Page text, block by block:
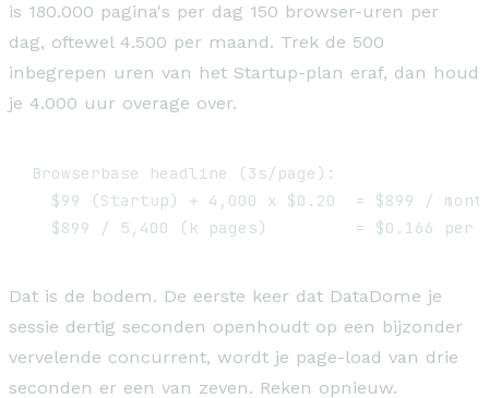
is 180.000 pagina's per dag 150 browser-uren per
dag, oftewel 4.500 per maand. Trek de 500
inbegrepen uren van het Startup-plan eraf, dan houd
je 4.000 uur overage over.
Browserbase headline (3s/page):
$99 (Startup) + 4,000 x $0.20  = $899 /
Dat is de bodem. De eerste keer dat DataDome je
sessie dertig seconden openhoudt op een bijzonder
vervelende concurrent, wordt je page-load van drie
seconden er een van zeven. Reken opnieuw.